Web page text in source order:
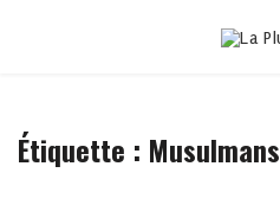
Étiquette : Musulmans